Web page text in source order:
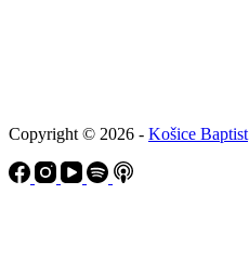
Copyright © 2026 - Košice Baptist